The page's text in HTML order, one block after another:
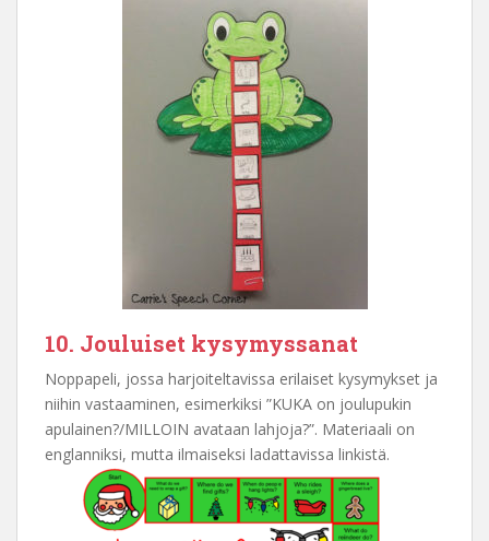
10. Jouluiset kysymyssanat
Noppapeli, jossa harjoiteltavissa erilaiset kysymykset ja
niihin vastaaminen, esimerkiksi ”KUKA on joulupukin
apulainen?/MILLOIN avataan lahjoja?”. Materiaali on
englanniksi, mutta ilmaiseksi ladattavissa linkistä.